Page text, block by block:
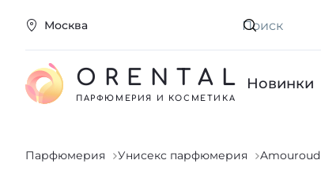
Москва Искать
ORENTAL
ПАРФЮМЕРИЯ И КОСМЕТИКА
Новинки
Парфюмерия Унисекс парфюмерия Amouroud